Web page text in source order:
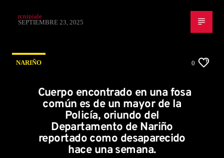
rcnipiale
SEPTIEMBRE 23, 2025
NARIÑO 0
Cuerpo encontrado en una fosa
común es de un mayor de la
Policía, oriundo del
Departamento de Nariño
reportado como desaparecido
hace una semana.